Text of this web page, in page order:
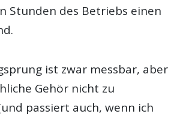
Stunden des Betriebs einen
ist zwar messbar, aber
Gehör nicht zu
passiert auch, wenn ich